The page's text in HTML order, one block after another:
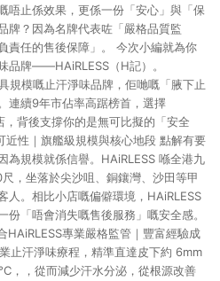
唔止係效果，更係一份「安心」與「保
牌？因為名牌代表咗「嚴格品質監
責任的售後保障」。 今次小編就為你
品牌——HAiRLESS（H記）。
規模嘅止汗淨味品牌，佢哋嘅「腋下止
連續9年市佔率高踞榜首，選擇
，背後支撐你的是無可比擬的「安全
近性｜旗艦級規模與核心地段 點解有要
為規模就係信譽。HAiRLESS 喺全港九
，坐落於尖沙咀、銅鑲灣、沙田等甲
人。相比小店嘅偏僻環境，HAiRLESS
「唔會消失嘅售後服務」嘅安全感。
HAiRLESS專業嚴格監管｜豐富經驗成
止汗淨味療程，精準直達皮下約 6mm
，，從而減少汗水分泌，從根源改善